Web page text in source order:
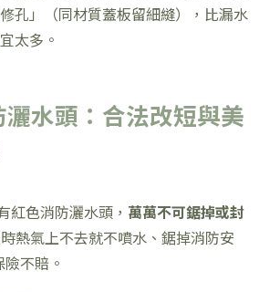
修孔」（同材質蓋板留細縫），比漏水
太多。
水頭：合法改短與美
紅色消防灑水頭， 萬萬不可鋸掉或封
熱氣上不去就不噴水、鋸掉消防安
不賠。